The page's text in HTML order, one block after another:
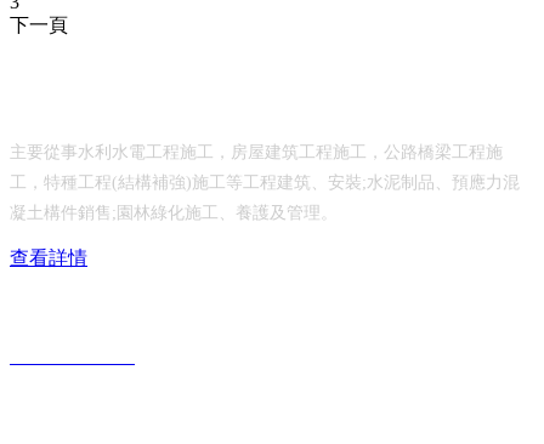
下一頁
主要從事水利水電工程施工，房屋建筑工程施工，公路橋梁工程施
工，特種工程(結構補強)施工等工程建筑、安裝;水泥制品、預應力混
凝土構件銷售;園林綠化施工、養護及管理。
查看詳情